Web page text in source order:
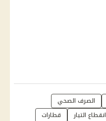
الصرف الصحي
انقطاع التيار
قطارات